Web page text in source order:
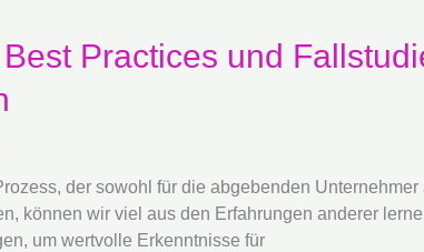
Practices und
der sowohl für die abgebenden
können wir viel aus den Erfahrungen anderer
um wertvolle Erkenntnisse für